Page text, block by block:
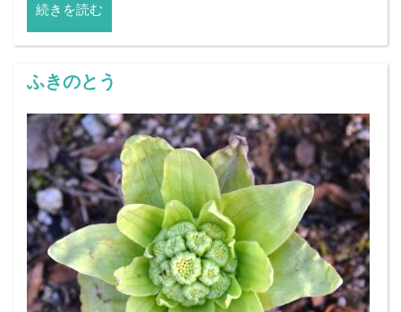
続きを読む
ふきのとう